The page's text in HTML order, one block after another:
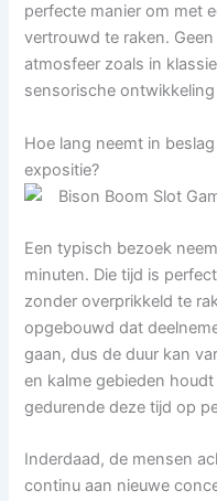
perfecte manier om met
vertrouwd te raken.
atmosfeer zoals in
sensorische
Hoe lang neemt in
expositie?
Een typisch bezoek
minuten. Die tijd is
zonder overprikkeld te
opgebouwd dat
gaan, dus de duur kan
en kalme gebieden
gedurende deze tijd op
Inderdaad, de mensen
continu aan nieuwe